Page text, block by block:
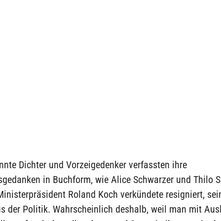
Dichter und Vorzeigedenker verfassten ihre
in Buchform, wie Alice Schwarzer und Thilo
Roland Koch verkündete resigniert,
der Politik. Wahrscheinlich deshalb, weil man mit